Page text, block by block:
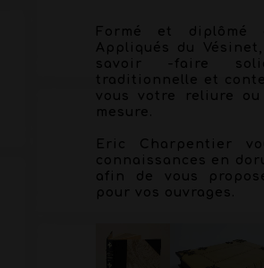
Formé et diplômé
Appliqués du
savoir -faire
traditionnelle et
vous votre reliure
mesure.
Eric Charpentier
connaissances en
afin de vous
pour vos ouvrages.